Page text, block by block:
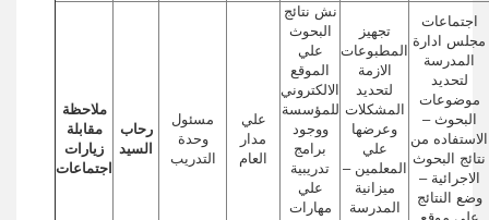
اجتماعات
مجلس ادارة
المدرسة
لتحديد
موضوعات
البحوث –
الاستفاده من
نتائج البحوث
الاجرائية –
وضع النتائج
تجهيز
المطبوعات
الازمة
لتحديد
المشكلات
وعرضها
علي
المعلمين –
ميزانية
المدرسة
نش نتائج
البحوث
علي
الموقع
الالكتروني
للمؤسسة
ووجود
برامج
تدريبية
علي
مهارات
علي
مدار
العام
مسئول
وحدة
التدريب
رحاب
السيد
ملاحظة
مقابلة
زيارات
اجتماعات